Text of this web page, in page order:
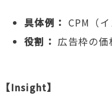
具体例： CPM （
役割： 広告枠の価
【Insight】